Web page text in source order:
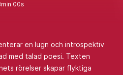
00s
en lugn och introspektiv
med talad poesi. Texten
rörelser skapar flyktiga